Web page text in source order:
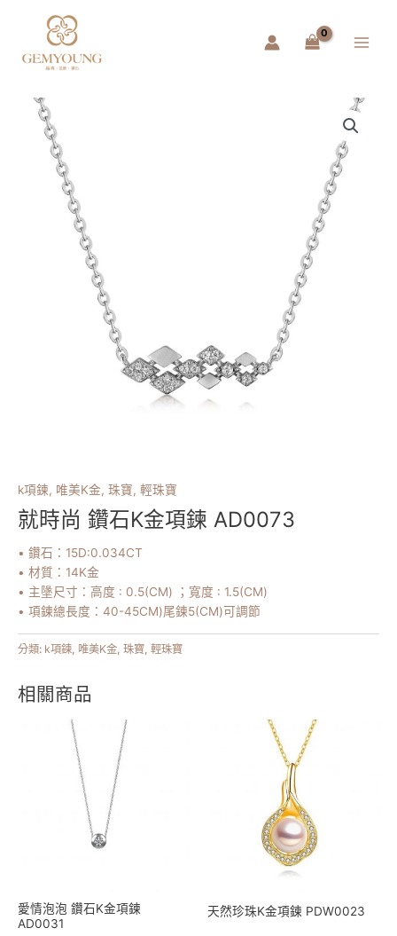
Menu
k項鍊, 唯美K金, 珠寶, 輕珠寶
就時尚 鑽石K金項鍊 AD0073
• 鑽石：15D:0.034CT
• 材質：14K金
• 主墬尺寸：高度 : 0.5(CM) ；寬度 : 1.5(CM)
• 項鍊總長度：40-45CM)尾鍊5(CM)可調節
分類: k項鍊, 唯美K金, 珠寶, 輕珠寶
相關商品
愛情泡泡 鑽石K金項鍊
AD0031
天然珍珠K金項鍊 PDW0023